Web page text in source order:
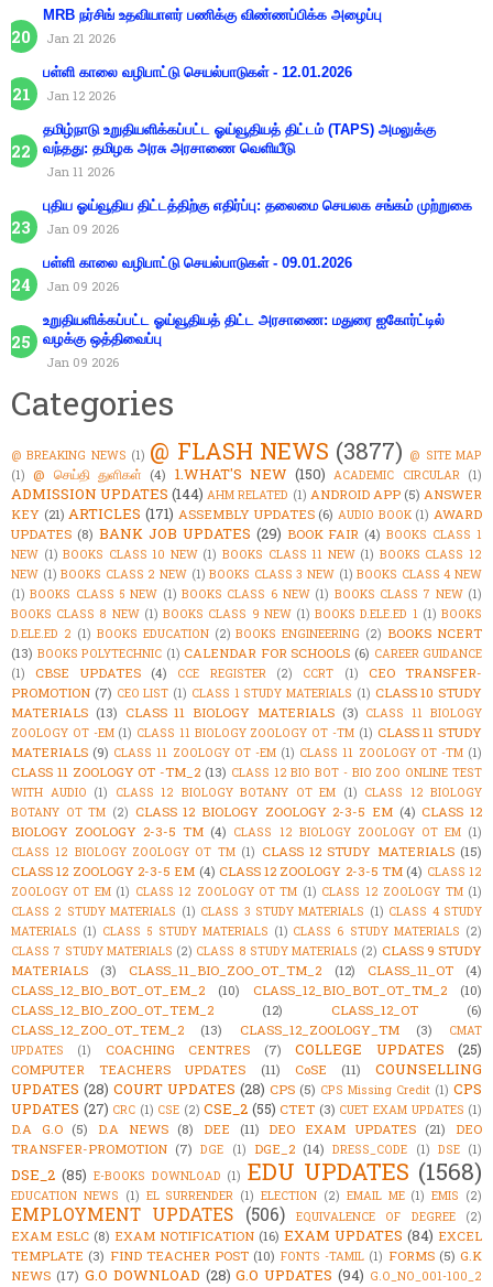
MRB நர்சிங் உதவியாளர் பணிக்கு விண்ணப்பிக்க அழைப்பு
Jan 21 2026
பள்ளி காலை வழிபாட்டு செயல்பாடுகள் - 12.01.2026
Jan 12 2026
தமிழ்நாடு உறுதியளிக்கப்பட்ட ஓய்வூதியத் திட்டம் (TAPS) அமலுக்கு
வந்தது: தமிழக அரசு அரசாணை வெளியீடு
Jan 11 2026
புதிய ஓய்வூதிய திட்டத்திற்கு எதிர்ப்பு: தலைமை செயலக சங்கம் முற்றுகை
Jan 09 2026
பள்ளி காலை வழிபாட்டு செயல்பாடுகள் - 09.01.2026
Jan 09 2026
உறுதியளிக்கப்பட்ட ஓய்வூதியத் திட்ட அரசாணை: மதுரை ஐகோர்ட்டில்
வழக்கு ஒத்திவைப்பு
Jan 09 2026
Categories
@ BREAKING NEWS (1) @ FLASH NEWS (3877) @ SITE MAP
(1) @ செய்தி துளிகள் (4) 1.WHAT'S NEW (150) ACADEMIC CIRCULAR (1)
ADMISSION UPDATES (144) AHM RELATED (1) ANDROID APP (5) ANSWER
KEY (21) ARTICLES (171) ASSEMBLY UPDATES (6) AUDIO BOOK (1) AWARD
UPDATES (8) BANK JOB UPDATES (29) BOOK FAIR (4) BOOKS CLASS 1
NEW (1) BOOKS CLASS 10 NEW (1) BOOKS CLASS 11 NEW (1) BOOKS CLASS 12
NEW (1) BOOKS CLASS 2 NEW (1) BOOKS CLASS 3 NEW (1) BOOKS CLASS 4 NEW
(1) BOOKS CLASS 5 NEW (1) BOOKS CLASS 6 NEW (1) BOOKS CLASS 7 NEW (1)
BOOKS CLASS 8 NEW (1) BOOKS CLASS 9 NEW (1) BOOKS D.ELE.ED 1 (1) BOOKS
D.ELE.ED 2 (1) BOOKS EDUCATION (2) BOOKS ENGINEERING (2) BOOKS NCERT
(13) BOOKS POLYTECHNIC (1) CALENDAR FOR SCHOOLS (6) CAREER GUIDANCE
(1)
CBSE UPDATES (4) CCE REGISTER (2) CCRT (1)
CEO TRANSFER-
PROMOTION (7) CEO LIST (1) CLASS 1 STUDY MATERIALS (1) CLASS 10 STUDY
MATERIALS (13) CLASS 11 BIOLOGY MATERIALS (3) CLASS 11 BIOLOGY
ZOOLOGY OT -EM (1) CLASS 11 BIOLOGY ZOOLOGY OT -TM (1) CLASS 11 STUDY
MATERIALS (9) CLASS 11 ZOOLOGY OT -EM (1) CLASS 11 ZOOLOGY OT -TM (1)
CLASS 11 ZOOLOGY OT -TM_2 (13) CLASS 12 BIO BOT - BIO ZOO ONLINE TEST
WITH AUDIO (1) CLASS 12 BIOLOGY BOTANY OT EM (1) CLASS 12 BIOLOGY
BOTANY OT TM (2) CLASS 12 BIOLOGY ZOOLOGY 2-3-5 EM (4) CLASS 12
BIOLOGY ZOOLOGY 2-3-5 TM (4) CLASS 12 BIOLOGY ZOOLOGY OT EM (1)
CLASS 12 BIOLOGY ZOOLOGY OT TM (1) CLASS 12 STUDY MATERIALS (15)
CLASS 12 ZOOLOGY 2-3-5 EM (4) CLASS 12 ZOOLOGY 2-3-5 TM (4) CLASS 12
ZOOLOGY OT EM (1) CLASS 12 ZOOLOGY OT TM (1) CLASS 12 ZOOLOGY TM (1)
CLASS 2 STUDY MATERIALS (1) CLASS 3 STUDY MATERIALS (1) CLASS 4 STUDY
MATERIALS (1) CLASS 5 STUDY MATERIALS (1) CLASS 6 STUDY MATERIALS (2)
CLASS 7 STUDY MATERIALS (2) CLASS 8 STUDY MATERIALS (2) CLASS 9 STUDY
MATERIALS
(3) CLASS_11_BIO_ZOO_OT_TM_2 (12) CLASS_11_OT
(4)
CLASS_12_BIO_BOT_OT_EM_2
(10) CLASS_12_BIO_BOT_OT_TM_2
(10)
CLASS_12_BIO_ZOO_OT_TEM_2
(12) CLASS_12_OT
(6)
CLASS_12_ZOO_OT_TEM_2
(13) CLASS_12_ZOOLOGY_TM (3)
CMAT
UPDATES
(1) COACHING CENTRES (7) COLLEGE UPDATES (25)
COMPUTER TEACHERS UPDATES (11) CoSE (11)
COUNSELLING
UPDATES (28) COURT UPDATES (28) CPS (5) CPS Missing Credit (1) CPS
UPDATES (27) CRC (1) CSE (2) CSE_2 (55) CTET (3) CUET EXAM UPDATES (1)
D.A G.O (5) D.A NEWS (8) DEE (11) DEO EXAM UPDATES (21)
DEO
TRANSFER-PROMOTION (7) DGE (1) DGE_2 (14) DRESS_CODE (1) DSE (1)
DSE_2 (85) E-BOOKS DOWNLOAD (1) EDU UPDATES (1568)
EDUCATION NEWS (1) EL SURRENDER (1) ELECTION (2) EMAIL ME (1) EMIS (2)
EMPLOYMENT UPDATES (506) EQUIVALENCE OF DEGREE (2)
EXAM ESLC (8) EXAM NOTIFICATION (16) EXAM UPDATES (84) EXCEL
TEMPLATE (3) FIND TEACHER POST (10) FONTS -TAMIL (1) FORMS (5) G.K
NEWS (17) G.O DOWNLOAD (28) G.O UPDATES (94) G.O_NO_001-100_2